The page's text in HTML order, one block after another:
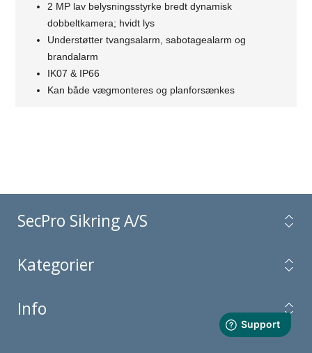
2 MP lav belysningsstyrke bredt dynamisk
dobbeltkamera; hvidt lys
Understøtter tvangsalarm, sabotagealarm og
brandalarm
IK07 & IP66
Kan både vægmonteres og planforsænkes
SecPro Sikring A/S
Kategorier
Info